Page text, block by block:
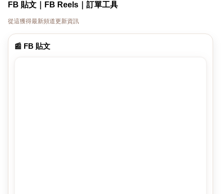
FB 貼文｜FB Reels｜訂單工具
從這獲得最新頻道更新資訊
📰 FB 貼文